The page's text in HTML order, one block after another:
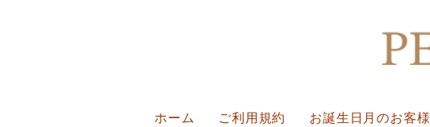
ホーム ご利用規約 お誕生日月のお客様